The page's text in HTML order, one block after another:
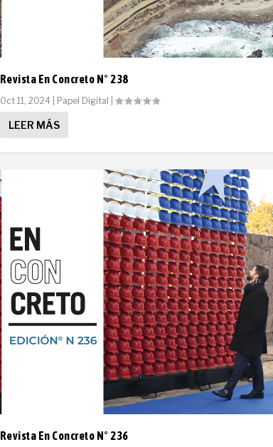
Revista En Concreto N° 238
Oct 11, 2024| Papel Digital
LEER MÁS
Revista En Concreto N° 236